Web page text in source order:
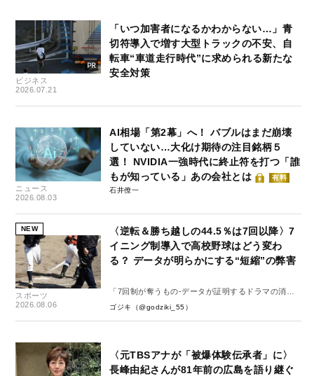
ビジネス
2026.07.21
「いつ加害者になるかわからない…」青
切符導入で増す大型トラックの不安、自
転車“車道走行時代”に求められる新たな
安全対策
ニュース
2026.08.03
AI相場「第2幕」へ！ バブルはまだ崩壊
していない…大化け期待の注目銘柄５
選！ NVIDIA一強時代に終止符を打つ「誰
もが知っている」あの会社とは
有料
石井僚一
NEW
スポーツ
2026.08.06
〈逆転＆勝ち越しの44.5％は7回以降〉7
イニング制導入で高校野球はどう変わ
る？ データが明らかにする“短縮”の弊害
「7回制が奪うもの-データが証明するドラマの消
失-」
ゴジキ（@godziki_55）
〈元TBSアナが「被爆体験伝承者」に〉
長峰由紀さんが81年前の広島を語り継ぐ